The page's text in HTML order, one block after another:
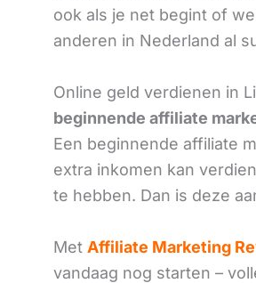
ook als je net begint of
anderen in Nederland al
Online geld verdienen in
beginnende affiliate
Een beginnende affiliate
extra inkomen kan
te hebben. Dan is deze
Met Affiliate Marketing
vandaag nog starten –